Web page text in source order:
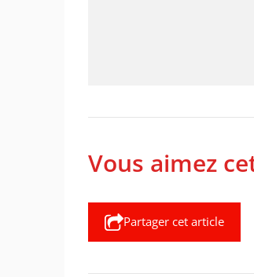
Vous aimez
Partager cet article